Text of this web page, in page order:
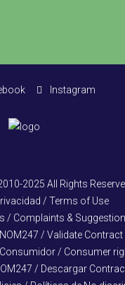
Instagram
2025 All Rights
/ Terms of Use
/ Complaints &
/ Validate
/ Consumer
/ Descargar